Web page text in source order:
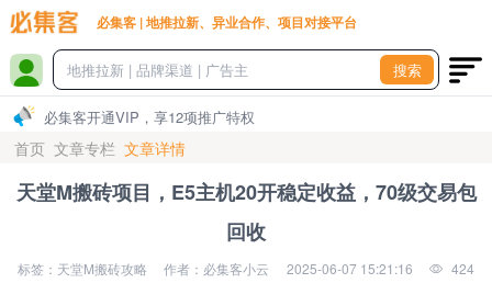
必集客 | 地推拉新、异业合作、项目对接平台
搜索
必集客开通VIP，享12项推广特权
首页 文章专栏 文章详情
天堂M搬砖项目，E5主机20开稳定收益，70级交易包
回收
标签：天堂M搬砖攻略 作者：必集客小云 2025-06-07 15:21:16 424